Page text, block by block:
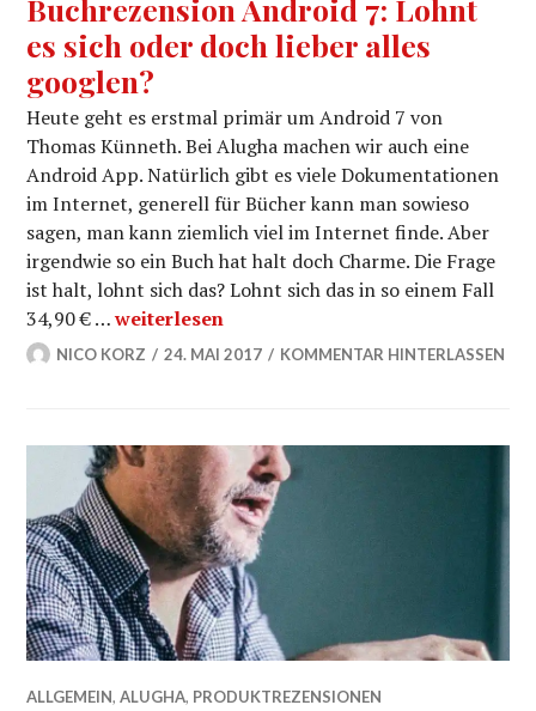
Buchrezension Android 7: Lohnt
es sich oder doch lieber alles
googlen?
Heute geht es erstmal primär um Android 7 von
Thomas Künneth. Bei Alugha machen wir auch eine
Android App. Natürlich gibt es viele Dokumentationen
im Internet, generell für Bücher kann man sowieso
sagen, man kann ziemlich viel im Internet finde. Aber
irgendwie so ein Buch hat halt doch Charme. Die Frage
ist halt, lohnt sich das? Lohnt sich das in so einem Fall
34,90 € …Buchrezension Android 7: Lohnt es sich
weiterlesen
NICO KORZ 24. MAI 2017 KOMMENTAR HINTERLASSEN
ALLGEMEIN,ALUGHA, PRODUKTREZENSIONEN